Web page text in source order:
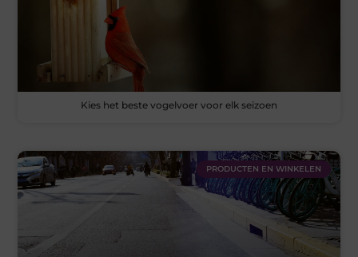
Kies het beste vogelvoer voor elk seizoen
PRODUCTEN EN WINKELEN